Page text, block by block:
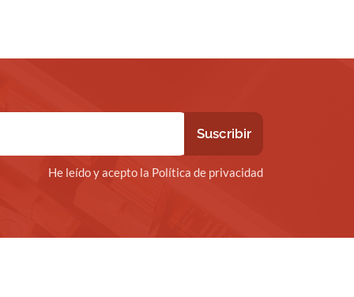
He leído y acepto la Política de privacidad